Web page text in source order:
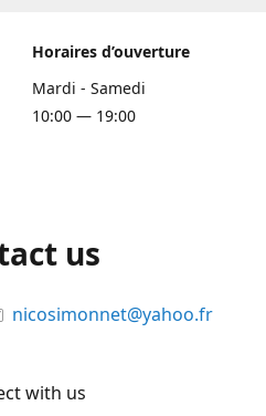
Horaires d’ouverture
Mardi - Samedi
10:00 — 19:00
us
nicosimonnet@yahoo.fr
with us